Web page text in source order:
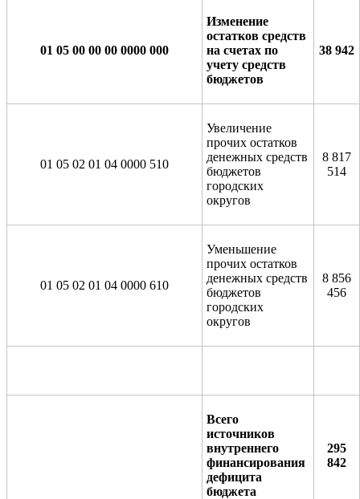
01 05 00 00 00 0000 000
Изменение
остатков средств
на счетах по
учету средств
бюджетов
38 942
01 05 02 01 04 0000 510
Увеличение
прочих остатков
денежных средств
бюджетов
городских
округов
8 817
514
01 05 02 01 04 0000 610
Уменьшение
прочих остатков
денежных средств
бюджетов
городских
округов
8 856
456
Всего
источников
внутреннего
финансирования
дефицита
бюджета
295
842